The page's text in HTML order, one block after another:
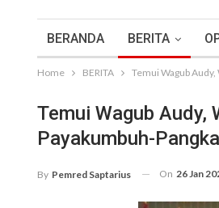
BERANDA BERITA
Home BERITA Temui Wagub
Temui Wagub Audy,
Payakumbuh-
By Pemred Saptarius On 26 Jan